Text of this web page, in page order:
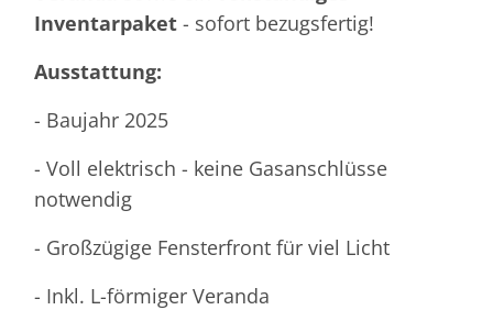
Inventarpaket - sofort bezugsfertig!
Ausstattung:
- Baujahr 2025
- Voll elektrisch - keine Gasanschlüsse
notwendig
- Großzügige Fensterfront für viel Licht
- Inkl. L-förmiger Veranda